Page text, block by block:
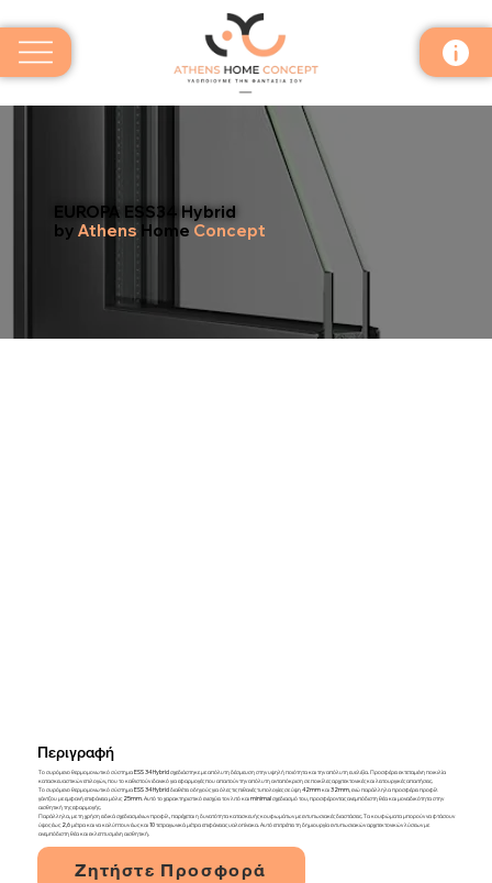
EUROPA ESS34 Hybrid
by Athens Home Concept
Περιγραφή
Το συρόμενο θερμομονωτικό σύστημα ESS 34 Hybrid σχεδιάστηκε με απόλυτη δέσμευση στην υψηλή ποιότητα και την απόλυτη ευελιξία. Προσφέρει εκτεταμένη ποικιλία
κατασκευαστικών επιλογών, που το καθιστούν ιδανικό για εφαρμογές που απαιτούν την απόλυτη ανταπόκριση σε ποικίλες αρχιτεκτονικές και λειτουργικές απαιτήσεις.
Το συρόμενο θερμομονωτικό σύστημα ESS 34 Hybrid διαθέτει οδηγούς για όλες τις πιθανές τυπολογίες σε ύψη 42mm και 32mm, ενώ παράλληλα προσφέρει προφίλ
γάντζου με εμφανή επιφάνεια μόλις 25mm. Αυτό το χαρακτηριστικό ενισχύει τον λιτό και minimal σχεδιασμό του, προσφέροντας ανεμπόδιστη θέα και μοναδικότητα στην
αισθητική της εφαρμογής.
Παράλληλα, με τη χρήση ειδικά σχεδιασμένων προφίλ, παρέχεται η δυνατότητα κατασκευής κουφωμάτων με εντυπωσιακές διαστάσεις. Τα κουφώματα μπορούν να φτάσουν
ύψος έως 2,6 μέτρα και να καλύπτουν έως και 10 τετραγωνικά μέτρα επιφάνειας υαλοπίνακα. Αυτό επιτρέπει τη δημιουργία εντυπωσιακών αρχιτεκτονικών λύσεων με
ανεμπόδιστη θέα και εκλεπτυσμένη αισθητική.
Ζητήστε Προσφορά